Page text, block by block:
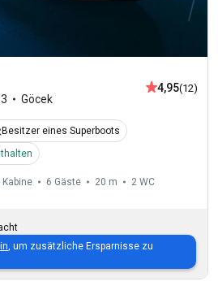
Göcek
4,95(12)
Besitzer eines Superboots
Kabine 6 Gäste 20 m 2 WC
, um zusätzliche Ersparnisse zu